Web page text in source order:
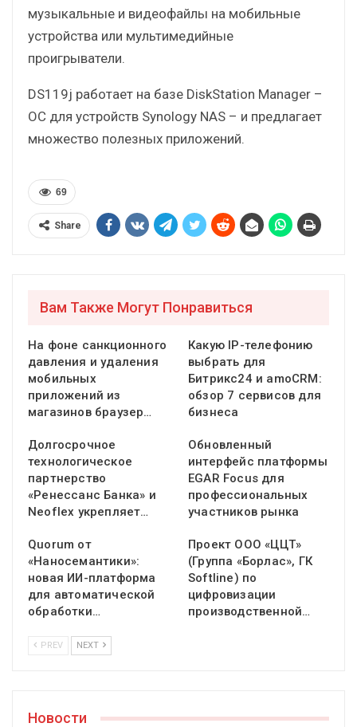
музыкальные и видеофайлы на мобильные
устройства или мультимедийные
проигрыватели.
DS119j работает на базе DiskStation Manager –
ОС для устройств Synology NAS – и предлагает
множество полезных приложений.
69
Share
Вам Также Могут Понравиться
На фоне санкционного
давления и удаления
мобильных
приложений из
магазинов браузер…
Какую IP-телефонию
выбрать для
Битрикс24 и amoCRM:
обзор 7 сервисов для
бизнеса
Долгосрочное
технологическое
партнерство
«Ренессанс Банка» и
Neoflex укрепляет…
Обновленный
интерфейс платформы
EGAR Focus для
профессиональных
участников рынка
Quorum от
«Наносемантики»:
новая ИИ-платформа
для автоматической
обработки…
Проект ООО «ЦЦТ»
(Группа «Борлас», ГК
Softline) по
цифровизации
производственной…
PREV NEXT
Новости